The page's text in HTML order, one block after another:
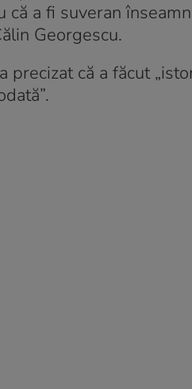
a fi suveran
Georgescu.
că a făcut